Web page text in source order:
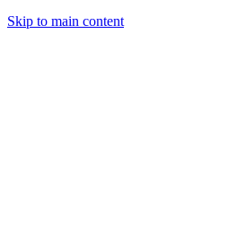
Skip to main content